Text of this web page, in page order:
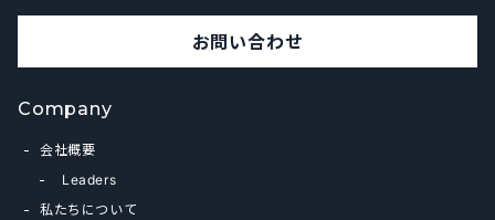
お問い合わせ
Company
会社概要
Leaders
私たちについて